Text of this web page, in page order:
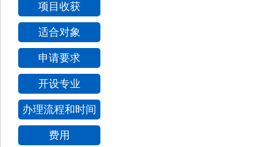
项目收获
适合对象
申请要求
开设专业
办理流程和时间
费用